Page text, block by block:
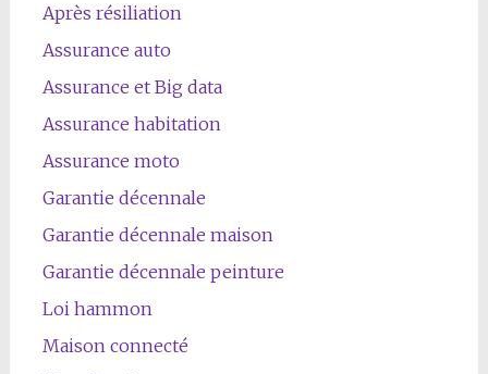
Après résiliation
Assurance auto
Assurance et Big data
Assurance habitation
Assurance moto
Garantie décennale
Garantie décennale maison
Garantie décennale peinture
Loi hammon
Maison connecté